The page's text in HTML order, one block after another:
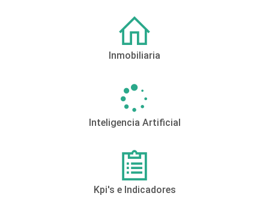
Inmobiliaria
Inteligencia Artificial
Kpi's e Indicadores